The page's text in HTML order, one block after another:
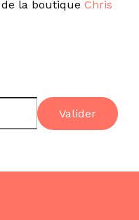
la boutique Chris